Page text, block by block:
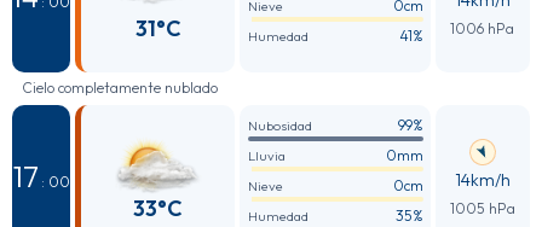
31°C
Nieve 0cm
Humedad 41% 1006 hPa
Cielo completamente nublado
17 : 00
33°C
Nubosidad 99%
Lluvia 0mm
Nieve 0cm
Humedad 35%
14km/h
1005 hPa